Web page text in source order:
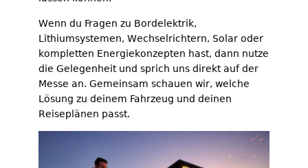
Wenn du Fragen zu Bordelektrik,
Lithiumsystemen, Wechselrichtern, Solar oder
kompletten Energiekonzepten hast, dann nutze
die Gelegenheit und sprich uns direkt auf der
Messe an. Gemeinsam schauen wir, welche
Lösung zu deinem Fahrzeug und deinen
Reiseplänen passt.